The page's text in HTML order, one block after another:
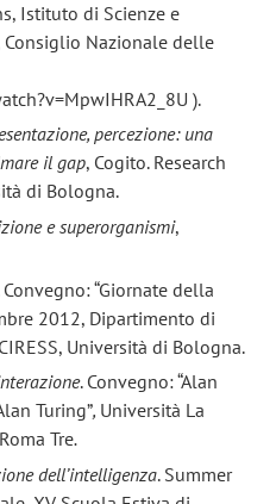
Istituto di Scienze e
Nazionale delle
).
percezione: una
il gap, Cogito. Research
di Bologna.
e superorganismi,
Convegno: “Giornate della
2012, Dipartimento di
Università di Bologna.
. Convegno: “Alan
Turing”, Università La
Tre.
dell’intelligenza. Summer